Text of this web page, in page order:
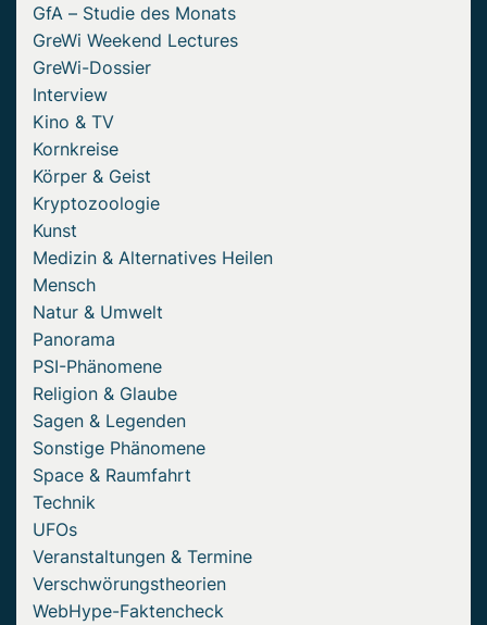
GfA – Studie des Monats
GreWi Weekend Lectures
GreWi-Dossier
Interview
Kino & TV
Kornkreise
Körper & Geist
Kryptozoologie
Kunst
Medizin & Alternatives Heilen
Mensch
Natur & Umwelt
Panorama
PSI-Phänomene
Religion & Glaube
Sagen & Legenden
Sonstige Phänomene
Space & Raumfahrt
Technik
UFOs
Veranstaltungen & Termine
Verschwörungstheorien
WebHype-Faktencheck